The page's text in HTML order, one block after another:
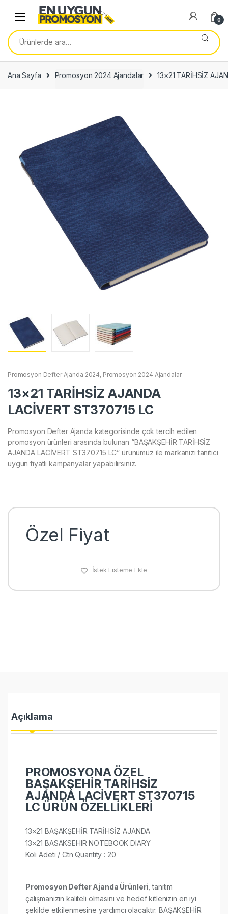
navigation
content
0
Ara:
Ana Sayfa Promosyon 2024 Ajandalar 13×21 TARİHSİZ
Promosyon Defter Ajanda 2024, Promosyon 2024 Ajandalar
13×21 TARİHSİZ AJANDA
LACİVERT ST370715 LC
Promosyon Defter Ajanda kategorisinde çok tercih edilen
promosyon ürünleri arasında bulunan “BAŞAKŞEHİR TARİHSİZ
AJANDA LACİVERT ST370715 LC” ürünümüz ile markanızı tanıtıcı
uygun fiyatlı kampanyalar yapabilirsiniz.
Özel Fiyat
İstek Listeme Ekle
Açıklama
PROMOSYONA ÖZEL
BAŞAKŞEHİR TARİHSİZ
AJANDA LACİVERT ST370715
LC ÜRÜN ÖZELLİKLERİ
13×21 BAŞAKŞEHİR TARİHSİZ AJANDA
13×21 BASAKSEHIR NOTEBOOK DIARY
Koli Adeti / Ctn Quantity : 20​​​​​​
Promosyon Defter Ajanda Ürünleri , tanıtım
çalışmanızın kaliteli olmasını ve hedef kitlenizin en iyi
şekilde etkilenmesine yardımcı olacaktır. BAŞAKŞEHİR